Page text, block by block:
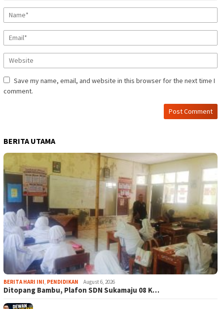
Save my name, email, and website in this browser for the next time I
comment.
BERITA UTAMA
BERITA HARI INI PENDIDIKAN August 6, 2026
Ditopang Bambu, Plafon SDN Sukamaju 08 K…